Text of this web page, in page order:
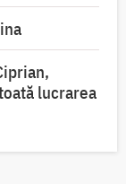
lucrarea